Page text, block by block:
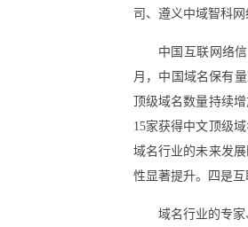
司、遵义中域智科
中国互联网络
月，中国域名保有
顶级域名数量持续
15家获得中文顶级
域名行业的未来发
性显著提升。四是
域名行业的专